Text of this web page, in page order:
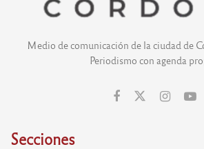
Medio de comunicación de la ciudad de
Periodismo con agenda
Secciones